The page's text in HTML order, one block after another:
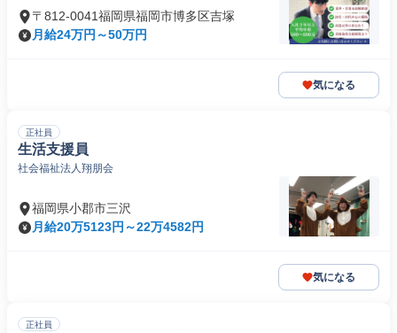
〒812-0041福岡県福岡市博多区吉塚
月給24万円～50万円
気になる
正社員
生活支援員
社会福祉法人翔朋会
福岡県小郡市三沢
月給20万5123円～22万4582円
気になる
正社員